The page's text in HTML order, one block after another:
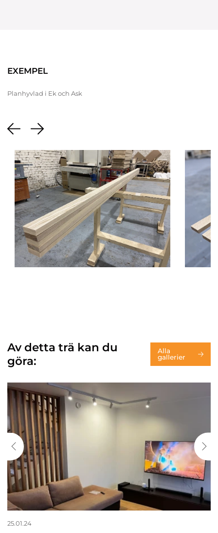
EXEMPEL
Planhyvlad i Ek och Ask
Av detta trä kan du
göra:
Alla
gallerier
25.01.24